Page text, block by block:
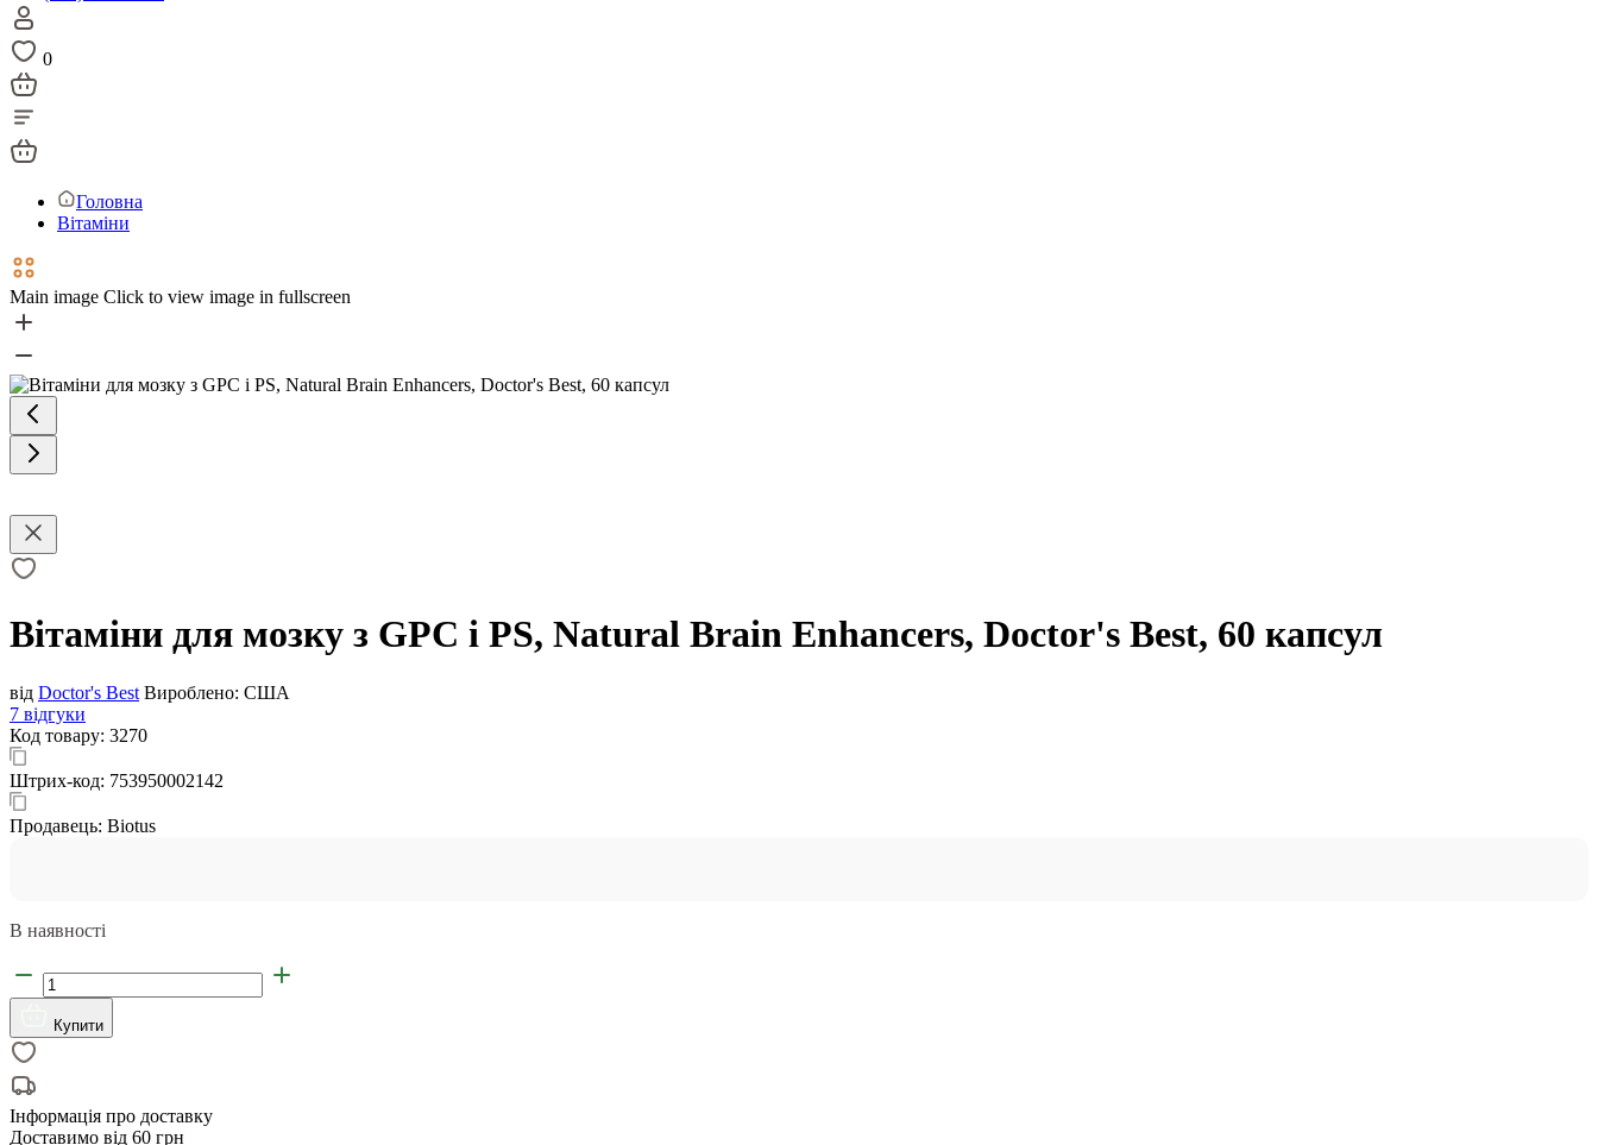
0
Головна
Вітаміни
Main image Click to view image in fullscreen
Вітаміни для мозку з GPC і PS, Natural Brain Enhancers, Doctor's Best, 60 капсул
від Doctor's Best Вироблено: США
7 відгуки
Код товару: 3270
Штрих-код: 753950002142
Продавець: Biotus
В наявності
Купити
Інформація про доставку
Доставимо від 60 грн